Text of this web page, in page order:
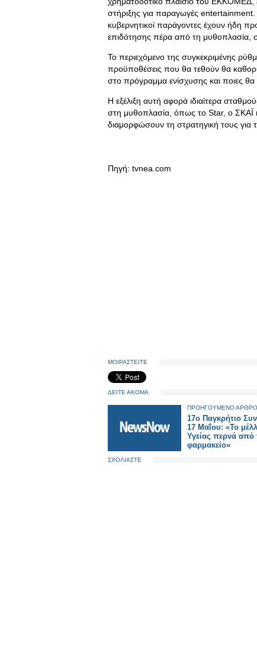
στήριξης για παραγωγές
κυβερνητικοί παράγοντες έχουν ήδη
επιδότησης πέρα από τη μυθοπλασία,
Το περιεχόμενο της συγκεκριμένης
προϋποθέσεις που θα τεθούν θα
στο πρόγραμμα ενίσχυσης και ποιες θα
Η εξέλιξη αυτή αφορά ιδιαίτερα
στη μυθοπλασία, όπως το Star, ο ΣΚΑΪ
διαμορφώσουν τη στρατηγική τους για
Πηγή: tvnea.com
ΜΟΙΡΑΣΤΕΙΤΕ
ΔΕΙΤΕ ΑΚΟΜΑ
ΠΡΟΗΓΟΥΜΕΝΟ ΑΡΘΡΟ
17o Παγκρήτιο
17 Μαΐου: «Το
Υγείας περνά από
φαρμακείο»
ΣΧΟΛΙΑΣΤΕ